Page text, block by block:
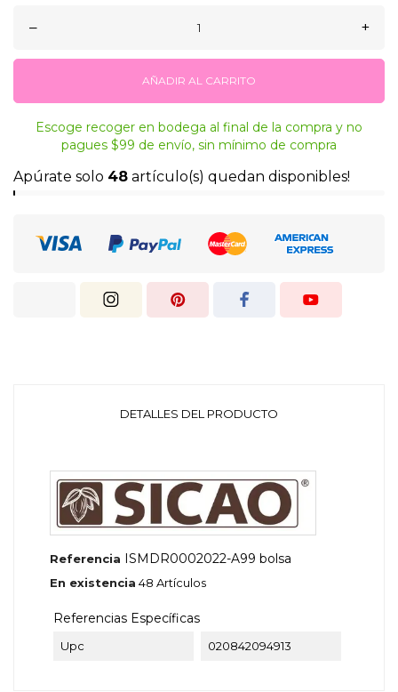
– +
AÑADIR AL CARRITO
Escoge recoger en bodega al final de la compra y no
pagues $99 de envío, sin mínimo de compra
Apúrate solo 48 artículo(s) quedan disponibles!
DETALLES DEL PRODUCTO
Referencia ISMDR0002022-A99 bolsa
En existencia 48 Artículos
Referencias Específicas
Upc 020842094913